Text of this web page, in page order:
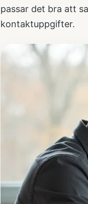
passar det bra att
kontaktuppgifter.